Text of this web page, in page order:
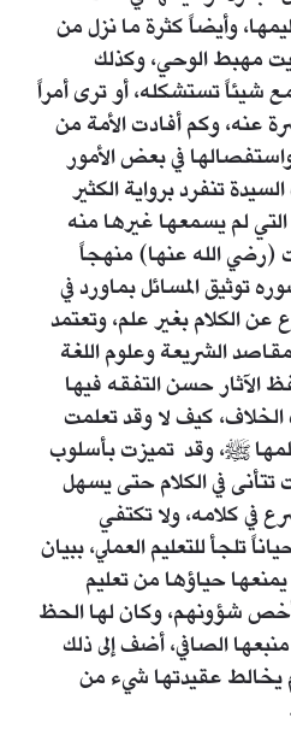
وأيضاً كثرة ما نزل من
مهبط الوحي، وكذلك
شيئاً تستشكله، أو ترى أمراً
عنه، وكم أفادت الأمة من
في بعض الأمور
تنفرد برواية الكثير
لم يسمعها غيرها منه
(رضي الله عنها) منهجاً
توثيق المسائل بماورد في
عن الكلام بغير علم، وتعتمد
الشريعة وعلوم اللغة
الآثار حسن التفقه فيها
كيف لا وقد تعلمت
ﷺ، وقد تميزت بأسلوب
تتأنى في الكلام حتى يسهل
في كلامه، ولا تكتفي
تلجأ للتعليم العملي، ببيان
حياؤها من تعليم
شؤونهم، وكان لها الحظ
الصافي، أضف إلى ذلك
يخالط عقيدتها شيء من